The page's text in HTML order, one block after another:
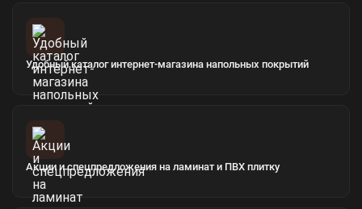
Удобный каталог интернет-магазина напольных покрытий
Акции и спецпредложения на ламинат и ПВХ плитку